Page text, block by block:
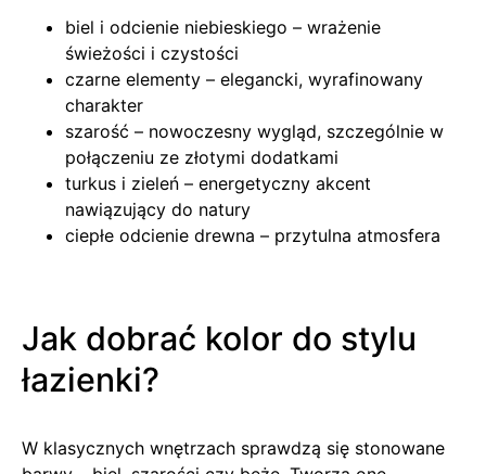
biel i odcienie niebieskiego – wrażenie
świeżości i czystości
czarne elementy – elegancki, wyrafinowany
charakter
szarość – nowoczesny wygląd, szczególnie w
połączeniu ze złotymi dodatkami
turkus i zieleń – energetyczny akcent
nawiązujący do natury
ciepłe odcienie drewna – przytulna atmosfera
Jak dobrać kolor do stylu
łazienki?
W klasycznych wnętrzach sprawdzą się stonowane